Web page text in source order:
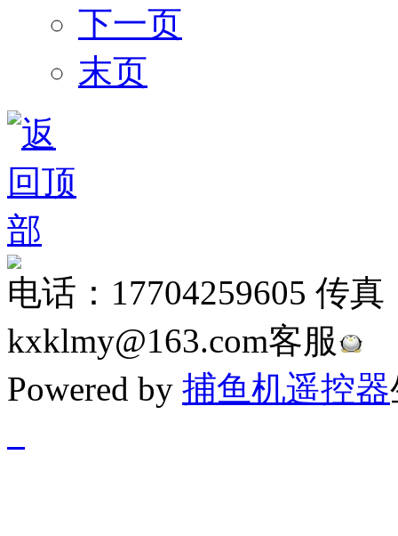
下一页
末页
电话：17704259605 传
kxklmy@163.com客服
Powered by 捕鱼机遥控器